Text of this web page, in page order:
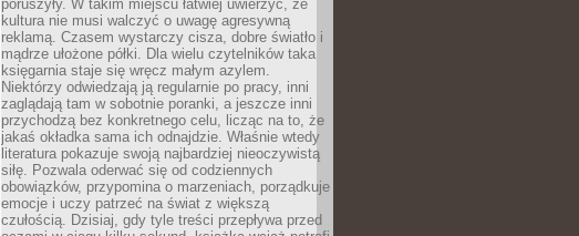
poruszyły. W takim miejscu łatwiej uwierzyć, że
kultura nie musi walczyć o uwagę agresywną
reklamą. Czasem wystarczy cisza, dobre światło i
mądrze ułożone półki. Dla wielu czytelników taka
księgarnia staje się wręcz małym azylem.
Niektórzy odwiedzają ją regularnie po pracy, inni
zaglądają tam w sobotnie poranki, a jeszcze inni
przychodzą bez konkretnego celu, licząc na to, że
jakaś okładka sama ich odnajdzie. Właśnie wtedy
literatura pokazuje swoją najbardziej nieoczywistą
siłę. Pozwala oderwać się od codziennych
obowiązków, przypomina o marzeniach, porządkuje
emocje i uczy patrzeć na świat z większą
czułością. Dzisiaj, gdy tyle treści przepływa przed